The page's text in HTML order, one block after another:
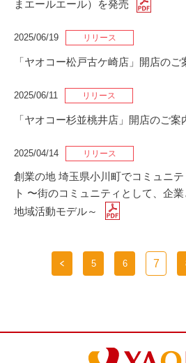
まエールエール）を発売
2025/06/19
「ヤオコー松戸古ケ崎店」開店のご
2025/06/11
「ヤオコー杉並桃井店」開店のご案
2025/04/14
創業の地 埼玉県小川町でコミュニ
ト 〜街のコミュニティとして、企
地域活動モデル～
5 6 7